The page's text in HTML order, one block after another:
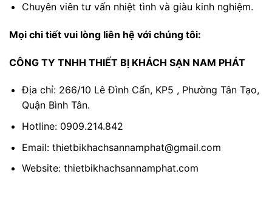
Chuyên viên tư vấn nhiệt tình và giàu kinh nghiệm.
Mọi chi tiết vui lòng liên hệ với chúng tôi:
CÔNG TY TNHH THIẾT BỊ KHÁCH SẠN NAM PHÁT
Địa chỉ: 266/10 Lê Đình Cẩn, KP5 , Phường Tân Tạo,
Quận Bình Tân.
Hotline: 0909.214.842
Email: thietbikhachsannamphat@gmail.com
Website: thietbikhachsannamphat.com